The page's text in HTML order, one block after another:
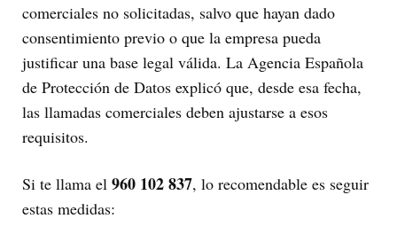
comerciales no solicitadas, salvo que hayan dado
consentimiento previo o que la empresa pueda
justificar una base legal válida. La Agencia Española
de Protección de Datos explicó que, desde esa fecha,
las llamadas comerciales deben ajustarse a esos
requisitos.
Si te llama el 960 102 837, lo recomendable es seguir
estas medidas: